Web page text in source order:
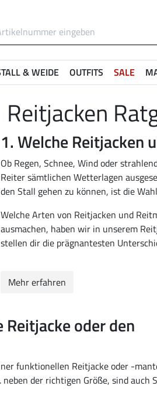
& WEIDE OUTFITS SALE
Reitjacken
1. Welche Reitjacken
Ob Regen, Schnee, Wind oder
Reiter sämtlichen Wetterlagen
den Stall gehen zu können, ist die
Welche Arten von Reitjacken und
ausmachen, haben wir in unserem
stellen dir die prägnantesten
Mehr erfahren
oder den
funktionellen Reitjacke oder -
der richtigen Größe, sind auch